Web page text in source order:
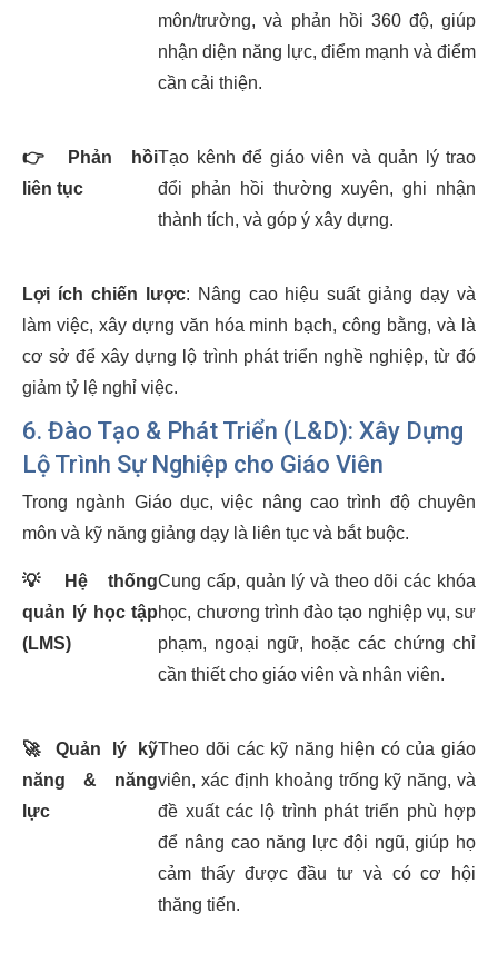
môn/trường, và phản hồi 360 độ, giúp
nhận diện năng lực, điểm mạnh và điểm
cần cải thiện.
👉
Phản hồi
liên tục
Tạo kênh để giáo viên và quản lý trao
đổi phản hồi thường xuyên, ghi nhận
thành tích, và góp ý xây dựng.
Lợi ích chiến lược: Nâng cao hiệu suất giảng dạy và
làm việc, xây dựng văn hóa minh bạch, công bằng, và là
cơ sở để xây dựng lộ trình phát triển nghề nghiệp, từ đó
giảm tỷ lệ nghỉ việc.
6. Đào Tạo & Phát Triển (L&D): Xây Dựng
Lộ Trình Sự Nghiệp cho Giáo Viên
Trong ngành Giáo dục, việc nâng cao trình độ chuyên
môn và kỹ năng giảng dạy là liên tục và bắt buộc.
💡
Hệ thống
quản lý học tập
(LMS)
Cung cấp, quản lý và theo dõi các khóa
học, chương trình đào tạo nghiệp vụ, sư
phạm, ngoại ngữ, hoặc các chứng chỉ
cần thiết cho giáo viên và nhân viên.
🚀
Quản lý kỹ
năng & năng
lực
Theo dõi các kỹ năng hiện có của giáo
viên, xác định khoảng trống kỹ năng, và
đề xuất các lộ trình phát triển phù hợp
để nâng cao năng lực đội ngũ, giúp họ
cảm thấy được đầu tư và có cơ hội
thăng tiến.